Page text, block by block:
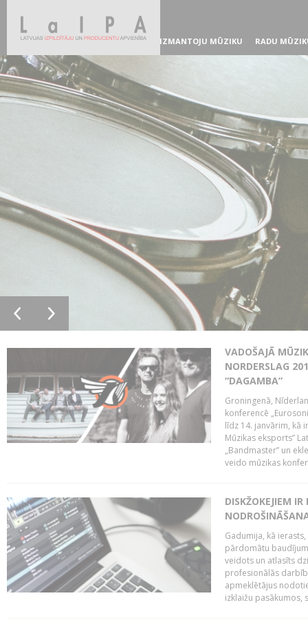
IZMANTOJU MŪZIKU RADU
VADOŠAJĀ
NORDERSLAG
“DAGAMBA”
Groningenā,
konferencē
līdz 14. janvārim, kā
Mūzikas eksports”
„Bandmaster” un
veido mūzikas
DISKŽOKEJIEM
Gadumija, kā
pārdomātu
veidots un atlasīts
profesionālās
apmeklētājus
izklaižu pasākumos,